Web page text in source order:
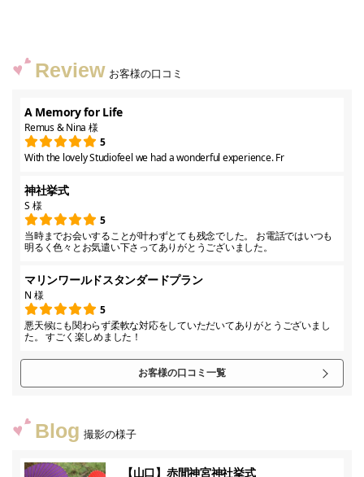
Review お客様の口コミ
A Memory for Life
Remus & Nina 様
5
With the lovely Studiofeel we had a wonderful experience. Fr
神社挙式
S 様
5
当時までお会いすることが叶わずとても残念でした。 お電話ではいつも
明るく色々とお気遣い下さってありがとうございました。
マリンワールドスタンダードプラン
N 様
5
悪天候にも関わらず柔軟な対応をしていただいてありがとうございまし
た。 すごく楽しめました！
お客様の口コミ一覧
Blog 撮影の様子
【山口】赤間神宮神社挙式